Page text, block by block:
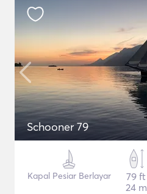
Schooner 79
Kapal Pesiar Berlayar
79 ft
24 m